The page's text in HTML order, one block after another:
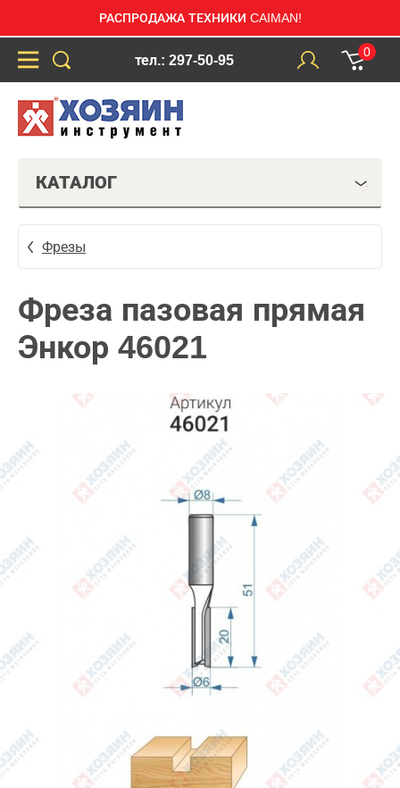
РАСПРОДАЖА ТЕХНИКИ CAIMAN!
тел.: 297-50-95
0
КАТАЛОГ
Фрезы
Фреза пазовая прямая
Энкор 46021